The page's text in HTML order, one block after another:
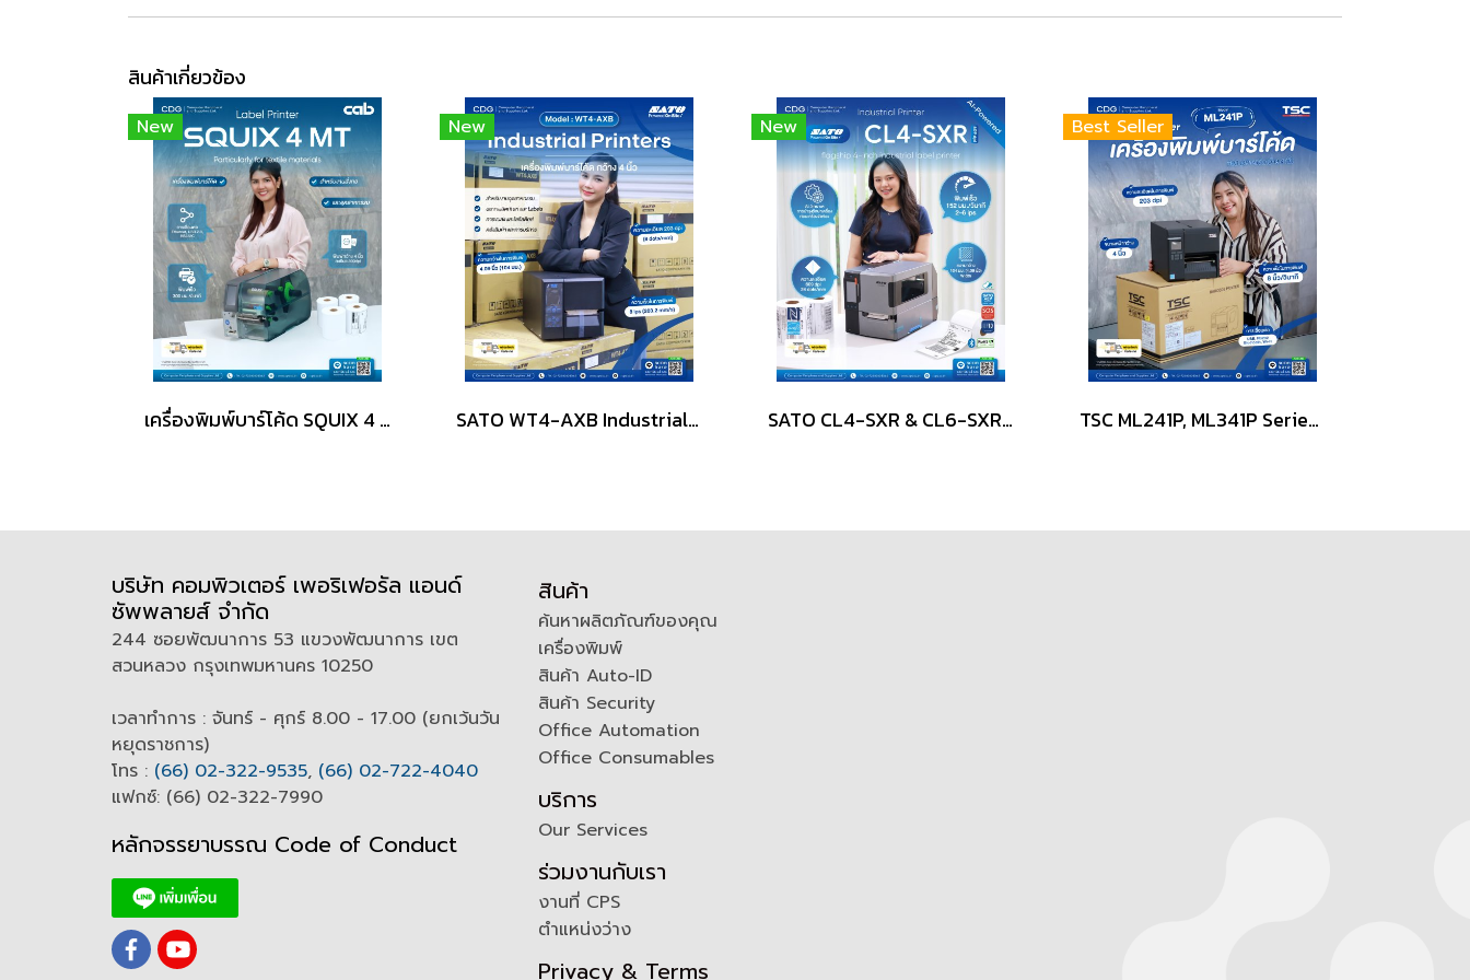
สินค้าเกี่ยวข้อง
New
เครื่องพิมพ์บาร์โค้ด SQUIX 4 MT Label Printers 300dpi
New
SATO WT4-AXB Industrial Label Printer (4-inch)
New
SATO CL4-SXR & CL6-SXR Flagship industrial label printer
Best Seller
TSC ML241P, ML341P Series 4-Inch Industrial Label Printer
บริษัท คอมพิวเตอร์ เพอริเฟอรัล แอนด์
ซัพพลายส์ จำกัด
244 ซอยพัฒนาการ 53 แขวงพัฒนาการ เขต
สวนหลวง กรุงเทพมหานคร 10250
เวลาทำการ : จันทร์ - ศุกร์ 8.00 - 17.00 (ยกเว้นวัน
หยุดราชการ)
โทร : (66) 02-322-9535, (66) 02-722-4040
แฟกซ์: (66) 02-322-7990
หลักจรรยาบรรณ Code of Conduct
สินค้า
ค้นหาผลิตภัณฑ์ของคุณ
เครื่องพิมพ์
สินค้า Auto-ID
สินค้า Security
Office Automation
Office Consumables
บริการ
Our Services
ร่วมงานกับเรา
งานที่ CPS
ตำแหน่งว่าง
Privacy & Terms